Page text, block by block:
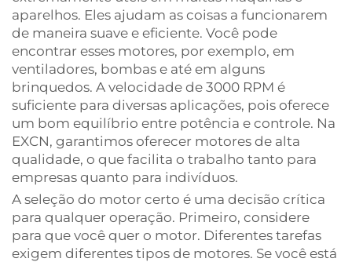
aparelhos. Eles ajudam as coisas a funcionarem
de maneira suave e eficiente. Você pode
encontrar esses motores, por exemplo, em
ventiladores, bombas e até em alguns
brinquedos. A velocidade de 3000 RPM é
suficiente para diversas aplicações, pois oferece
um bom equilíbrio entre potência e controle. Na
EXCN, garantimos oferecer motores de alta
qualidade, o que facilita o trabalho tanto para
empresas quanto para indivíduos.
A seleção do motor certo é uma decisão crítica
para qualquer operação. Primeiro, considere
para que você quer o motor. Diferentes tarefas
exigem diferentes tipos de motores. Se você está